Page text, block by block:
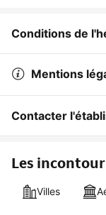
Conditions de
Mentions
Contacter
Les
Villes